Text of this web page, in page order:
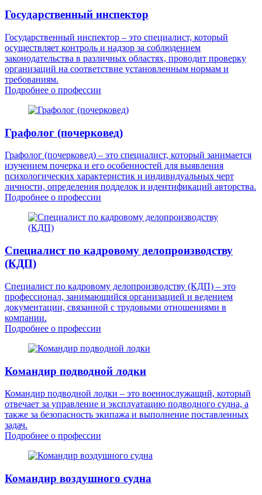
Государственный инспектор
Государственный инспектор – это специалист, который
осуществляет контроль и надзор за соблюдением
законодательства в различных областях, проводит проверку
организаций на соответствие установленным нормам и
требованиям.
Подробнее о профессии
Графолог (почерковед)
Графолог (почерковед) – это специалист, который занимается
изучением почерка и его особенностей для выявления
психологических характеристик и индивидуальных черт
личности, определения подделок и идентификаций авторства.
Подробнее о профессии
Специалист по кадровому делопроизводству
(КДП)
Специалист по кадровому делопроизводству (КДП) – это
профессионал, занимающийся организацией и ведением
документации, связанной с трудовыми отношениями в
компании.
Подробнее о профессии
Командир подводной лодки
Командир подводной лодки – это военнослужащий, который
отвечает за управление и эксплуатацию подводного судна, а
также за безопасность экипажа и выполнение поставленных
задач.
Подробнее о профессии
Командир воздушного судна